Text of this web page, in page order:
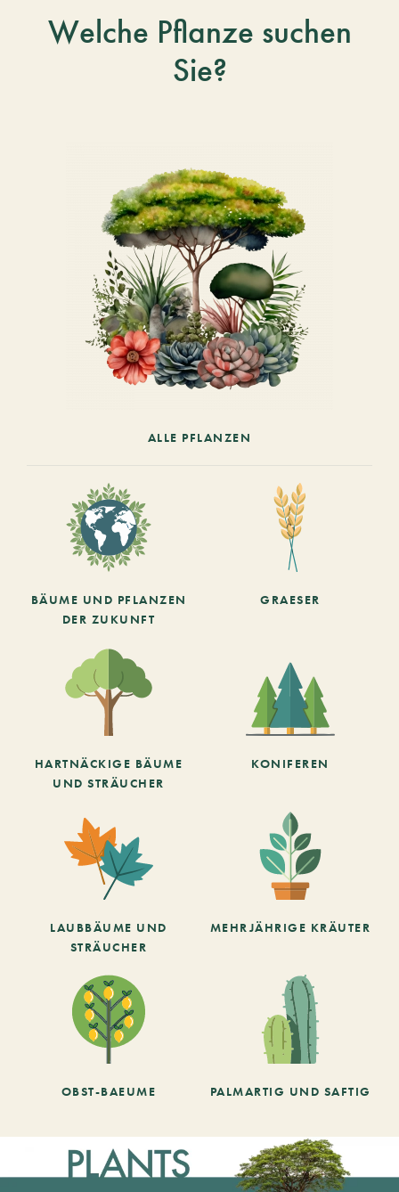
Welche Pflanze suchen
Sie?
ALLE PFLANZEN
BÄUME UND PFLANZEN
DER ZUKUNFT
GRAESER
HARTNÄCKIGE BÄUME
UND STRÄUCHER
KONIFEREN
LAUBBÄUME UND
STRÄUCHER
MEHRJÄHRIGE KRÄUTER
OBST-BAEUME PALMARTIG UND SAFTIG